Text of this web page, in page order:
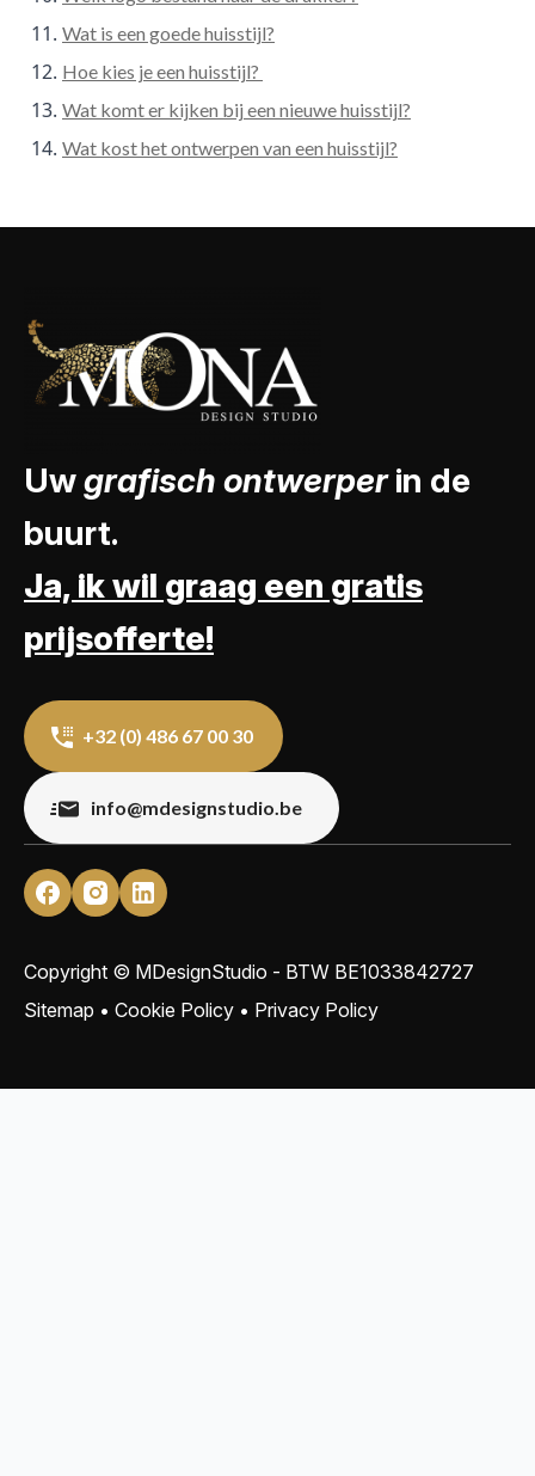
Wat is een goede huisstijl?
Hoe kies je een huisstijl?
Wat komt er kijken bij een nieuwe huisstijl?
Wat kost het ontwerpen van een huisstijl?
Uwgrafisch ontwerperin de
buurt.
Ja, ik wil graag een gratis
prijsofferte!
+32 (0) 486 67 00 30
info@mdesignstudio.be
Copyright © MDesignStudio - BTW BE1033842727
Sitemap • Cookie Policy • Privacy Policy